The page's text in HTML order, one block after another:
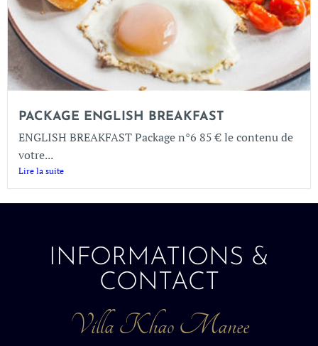
PACKAGE ENGLISH BREAKFAST
ENGLISH BREAKFAST Package n°6 85 € le contenu de
votre...
Lire la suite
INFORMATIONS &
CONTACT
Villa Khao Manee